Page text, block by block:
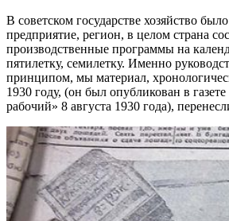
В советском государстве хозяйство
предприятие, регион, в целом страна
производственные программы на
пятилетку, семилетку. Именно
принципом, мы материал,
1930 году, (он был опубликован в
рабочий» 8 августа 1930 года),